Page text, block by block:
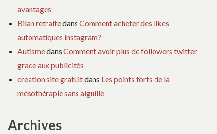
avantages
Bilan retraitedans Comment acheter des likes
automatiques instagram?
Autismedans Comment avoir plus de followers twitter
grace aux publicités
creation site gratuitdans Les points forts de la
mésothérapie sans aiguille
Archives